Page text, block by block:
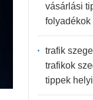
vásárlási
folyadékok
trafik
trafikok
tippek